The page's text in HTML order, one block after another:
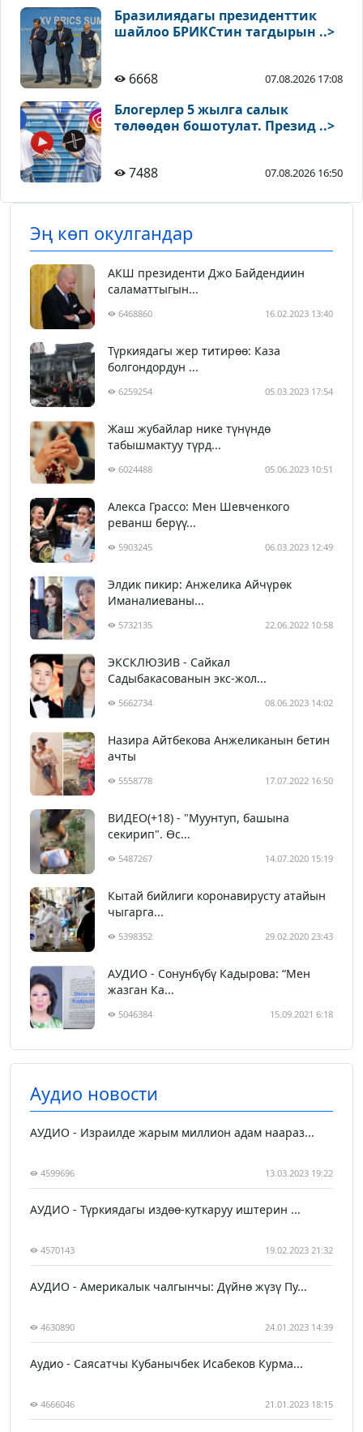
Бразилиядагы президенттик
шайлоо БРИКСтин тагдырын ..>
6668 07.08.2026 17:08
Блогерлер 5 жылга салык
төлөөдөн бошотулат. Презид ..>
7488 07.08.2026 16:50
Эң көп окулгандар
АКШ президенти Джо Байдендиин
саламаттыгын...
6468860 16.02.2023 13:40
Түркиядагы жер титирөө: Каза
болгондордун ...
6259254 05.03.2023 17:54
Жаш жубайлар нике түнүндө
табышмактуу түрд...
6024488 05.06.2023 10:51
Алекса Грассо: Мен Шевченкого
реванш берүү...
5903245 06.03.2023 12:49
Элдик пикир: Анжелика Айчүрөк
Иманалиеваны...
5732135 22.06.2022 10:58
ЭКСКЛЮЗИВ - Сайкал
Садыбакасованын экс-жол...
5662734 08.06.2023 14:02
Назира Айтбекова Анжеликанын бетин
ачты
5558778 17.07.2022 16:50
ВИДЕО(+18) - "Муунтуп, башына
секирип". Өс...
5487267 14.07.2020 15:19
Кытай бийлиги коронавирусту атайын
чыгарга...
5398352 29.02.2020 23:43
АУДИО - Сонунбүбү Кадырова: “Мен
жазган Ка...
5046384 15.09.2021 6:18
Аудио новости
АУДИО - Израилде жарым миллион адам наараз...
4599696 13.03.2023 19:22
АУДИО - Түркиядагы издөө-куткаруу иштерин ...
4570143 19.02.2023 21:32
АУДИО - Америкалык чалгынчы: Дүйнө жүзү Пу...
4630890 24.01.2023 14:39
Аудио - Саясатчы Кубанычбек Исабеков Курма...
4666046 21.01.2023 18:15